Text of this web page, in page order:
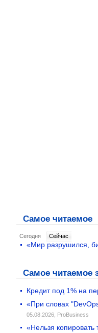
Самое читаемое
Сегодня Cейчас
«Мир разрушился,
Самое читаемое
Кредит под 1% на
«При словах
05.08.2026, ProBusiness
«Нельзя